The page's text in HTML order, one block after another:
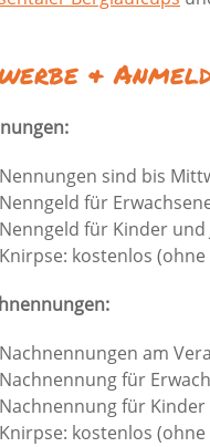
&
Nennungen sind bis
Nenngeld für
Nenngeld für Kinder und
Knirpse: kostenlos (ohne
Nachnennungen am
Nachnennung für
Nachnennung für Kinder
Knirpse: kostenlos (ohne